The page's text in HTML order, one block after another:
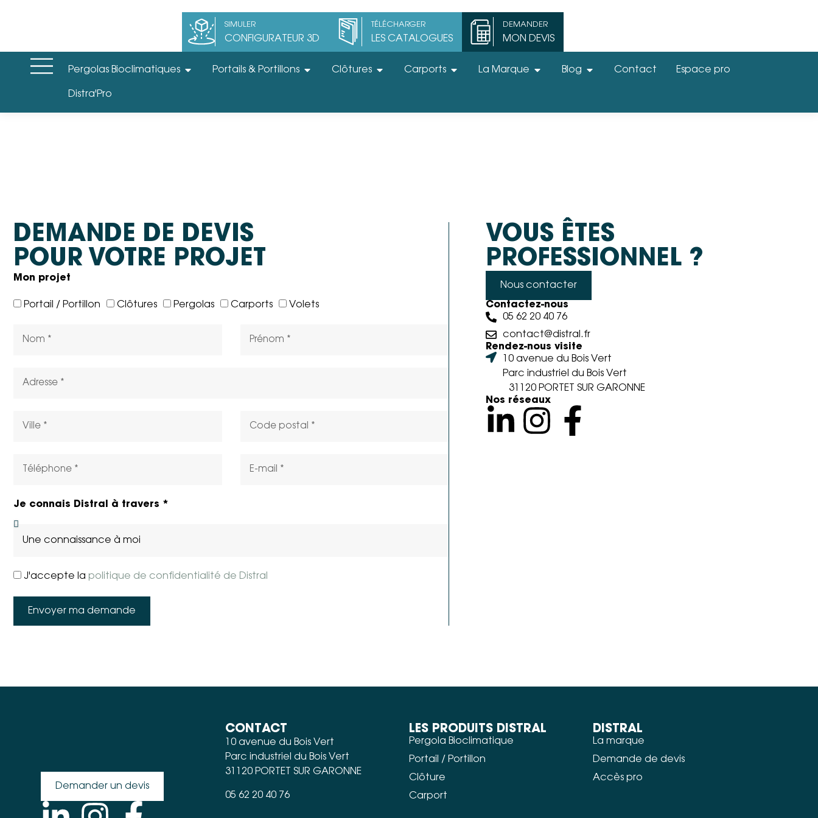
SIMULER
CONFIGURATEUR 3D
TÉLÉCHARGER
LES CATALOGUES
DEMANDER
MON DEVIS
Pergolas Bioclimatiques Portails & Portillons Clôtures Carports La Marque Blog Contact Espace pro
Distra'Pro
DEMANDE DE DEVIS
POUR VOTRE PROJET
Mon projet
Portail / Portillon Clôtures Pergolas Carports Volets
Je connais Distral à travers *
J'accepte la politique de confidentialité de Distral
Envoyer ma demande
VOUS ÊTES
PROFESSIONNEL ?
Nous contacter
Contactez-nous
05 62 20 40 76
contact@distral.fr
Rendez-nous visite
10 avenue du Bois Vert
Parc industriel du Bois Vert
31120 PORTET SUR GARONNE
Nos réseaux
Demander un devis
CONTACT
10 avenue du Bois Vert
Parc industriel du Bois Vert
31120 PORTET SUR GARONNE
05 62 20 40 76
LES PRODUITS DISTRAL
Pergola Bioclimatique
Portail / Portillon
Clôture
Carport
DISTRAL
La marque
Demande de devis
Accès pro